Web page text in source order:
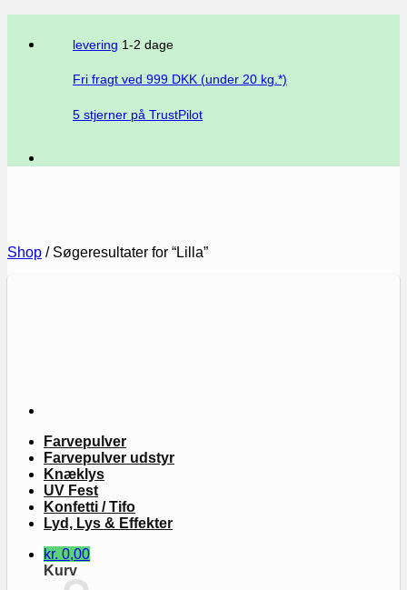
levering 1-2 dage
Fri fragt ved 999 DKK (under 20 kg.*)
5 stjerner på TrustPilot
Farvepulver
Farvepulver udstyr
Knæklys
UV Fest
Konfetti / Tifo
Lyd, Lys & Effekter
kr. 0,00
Kurv
Shop /Søgeresultater for “Lilla”